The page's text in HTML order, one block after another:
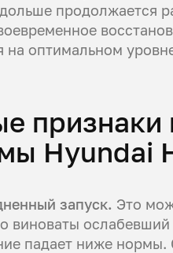
продолжается
на оптимальном
признаки
Hyundai
запуск. Это
виноваты ослабевший
падает ниже нормы.